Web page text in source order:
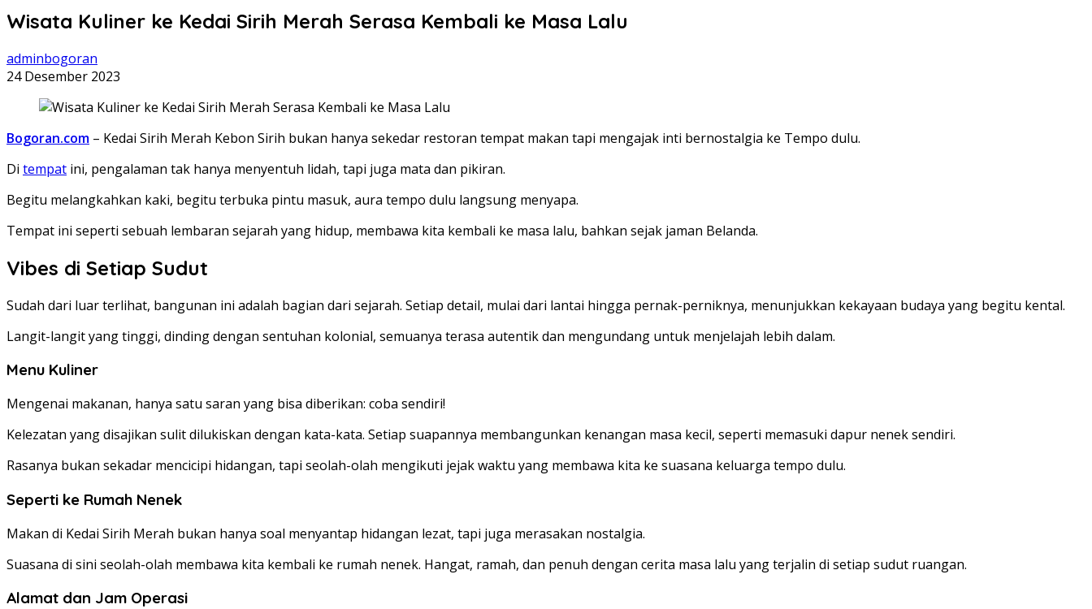
Wisata Kuliner ke Kedai Sirih Merah Serasa Kembali ke Masa Lalu
adminbogoran
24 Desember 2023
Bogoran.com – Kedai Sirih Merah Kebon Sirih bukan hanya sekedar restoran tempat makan tapi mengajak inti bernostalgia ke Tempo dulu.
Di tempat ini, pengalaman tak hanya menyentuh lidah, tapi juga mata dan pikiran.
Begitu melangkahkan kaki, begitu terbuka pintu masuk, aura tempo dulu langsung menyapa.
Tempat ini seperti sebuah lembaran sejarah yang hidup, membawa kita kembali ke masa lalu, bahkan sejak jaman Belanda.
Vibes di Setiap Sudut
Sudah dari luar terlihat, bangunan ini adalah bagian dari sejarah. Setiap detail, mulai dari lantai hingga pernak-perniknya, menunjukkan kekayaan budaya yang begitu kental.
Langit-langit yang tinggi, dinding dengan sentuhan kolonial, semuanya terasa autentik dan mengundang untuk menjelajah lebih dalam.
Menu Kuliner
Mengenai makanan, hanya satu saran yang bisa diberikan: coba sendiri!
Kelezatan yang disajikan sulit dilukiskan dengan kata-kata. Setiap suapannya membangunkan kenangan masa kecil, seperti memasuki dapur nenek sendiri.
Rasanya bukan sekadar mencicipi hidangan, tapi seolah-olah mengikuti jejak waktu yang membawa kita ke suasana keluarga tempo dulu.
Seperti ke Rumah Nenek
Makan di Kedai Sirih Merah bukan hanya soal menyantap hidangan lezat, tapi juga merasakan nostalgia.
Suasana di sini seolah-olah membawa kita kembali ke rumah nenek. Hangat, ramah, dan penuh dengan cerita masa lalu yang terjalin di setiap sudut ruangan.
Alamat dan Jam Operasi